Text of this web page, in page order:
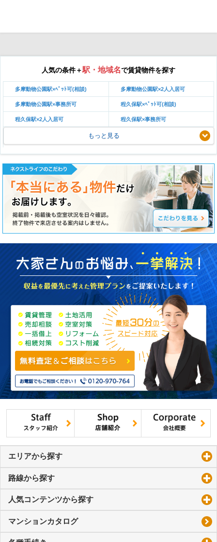
人気の条件＋駅・地域名で賃貸物件を探す
多摩動物公園駅×ﾍﾟｯﾄ可(相談) 多摩動物公園駅×2人入居可
多摩動物公園駅×事務所可 程久保駅×ﾍﾟｯﾄ可(相談)
程久保駅×2人入居可 程久保駅×事務所可
もっと見る
エリアから探す
路線から探す
人気コンテンツから探す
マンションカタログ